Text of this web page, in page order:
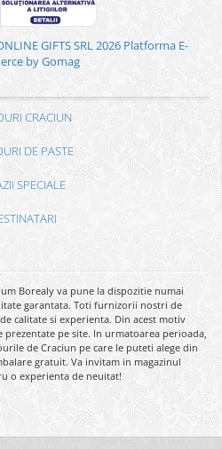
GIFTS SRL 2026 Platforma E-
by Gomag
CRACIUN
DE PASTE
SPECIALE
Borealy va pune la dispozitie numai
garantata. Toti furnizorii nostri de
calitate si experienta. Din acest motiv
pe site. In urmatoarea perioada,
de Craciun pe care le puteti alege din
gratuit. Va invitam in magazinul
o experienta de neuitat!